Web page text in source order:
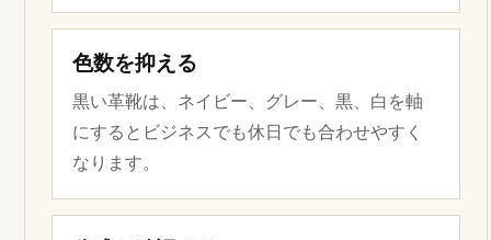
色数を抑える
黒い革靴は、ネイビー、グレー、黒、白を軸
にするとビジネスでも休日でも合わせやすく
なります。